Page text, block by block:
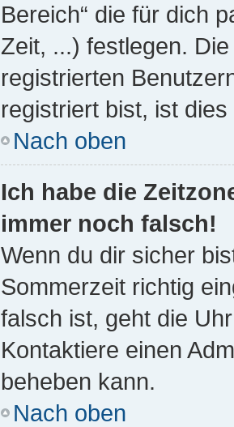
Bereich“ die für dich
Zeit, ...) festlegen.
registrierten
registriert bist, ist
Nach oben
Ich habe die
immer noch falsch!
Wenn du dir sicher
Sommerzeit richtig
falsch ist, geht die
Kontaktiere einen
beheben kann.
Nach oben